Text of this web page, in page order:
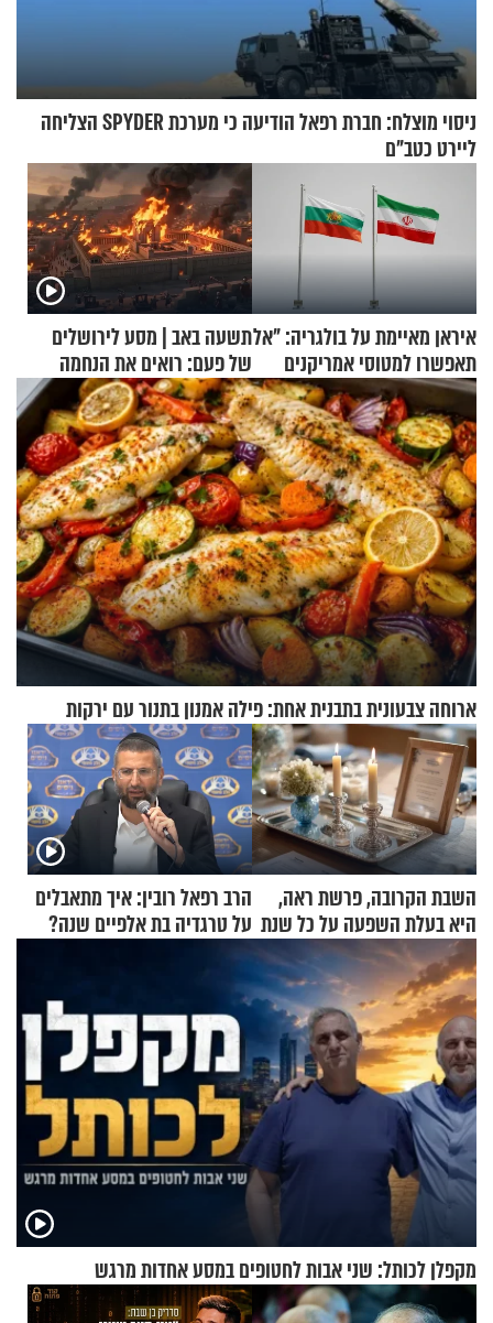
ניסוי מוצלח: חברת רפאל הודיעה כי מערכת SPYDER הצליחה
ליירט כטב"ם
איראן מאיימת על בולגריה: "אל
תאפשרו למטוסי אמריקנים
להמריא מהשטח שלכם"
תשעה באב | מסע לירושלים
של פעם: רואים את הנחמה
ארוחה צבעונית בתבנית אחת: פילה אמנון בתנור עם ירקות
השבת הקרובה, פרשת ראה,
היא בעלת השפעה על כל שנת
תשפ"ז
הרב רפאל רובין: איך מתאבלים
על טרגדיה בת אלפיים שנה?
מקפלן לכותל: שני אבות לחטופים במסע אחדות מרגש